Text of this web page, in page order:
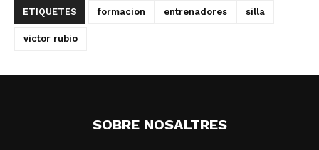
ETIQUETES formacion entrenadores silla
victor rubio
SOBRE NOSALTRES